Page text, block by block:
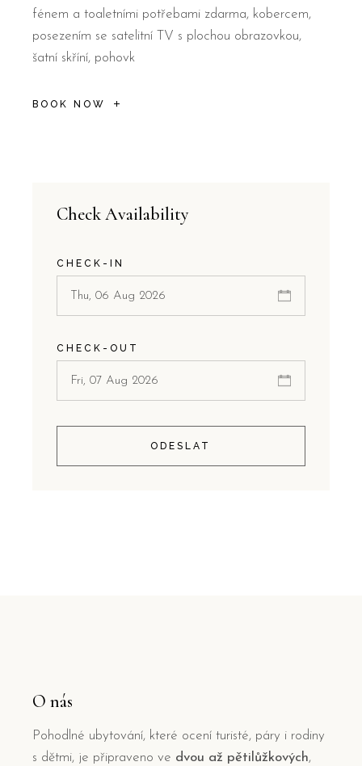
fénem a toaletními potřebami zdarma, kobercem,
posezením se satelitní TV s plochou obrazovkou,
šatní skříní, pohovk
BOOK NOW
Check Availability
CHECK-IN
CHECK-OUT
ODESLAT
O nás
Pohodlné ubytování, které ocení turisté, páry i rodiny
s dětmi, je připraveno ve dvou až pětilůžkových,